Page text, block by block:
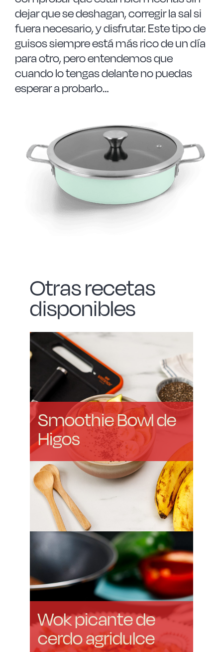
dejar que se deshagan, corregir la sal si
fuera necesario, y disfrutar. Este tipo de
guisos siempre está más rico de un día
para otro, pero entendemos que
cuando lo tengas delante no puedas
esperar a probarlo…
Otras recetas
disponibles
Smoothie Bowl de
Higos
Wok picante de
cerdo agridulce